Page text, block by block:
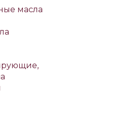
масла